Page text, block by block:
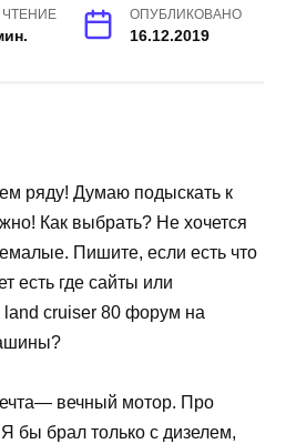
ЧТЕНИЕ ОПУБЛИКОВАНО
16.12.2019
ряду! Думаю подыскать к
Как выбрать? Не хочется
Пишите, если есть что
есть где сайты или
land cruiser 80 форум на
вечный мотор. Про
бы брал только с дизелем,